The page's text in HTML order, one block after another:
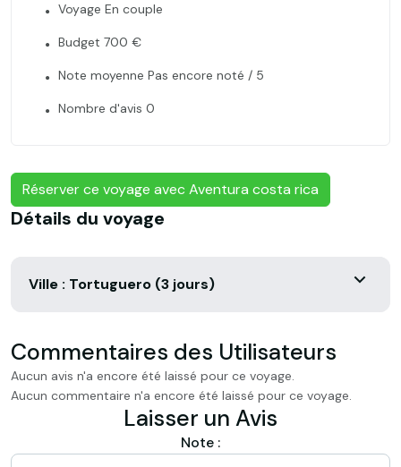
Voyage En couple
Budget 700 €
Note moyenne Pas encore noté / 5
Nombre d'avis 0
Réserver ce voyage avec Aventura costa rica
Détails du voyage
Ville : Tortuguero (3 jours)
Commentaires des Utilisateurs
Aucun avis n'a encore été laissé pour ce voyage.
Aucun commentaire n'a encore été laissé pour ce voyage.
Laisser un Avis
Note :